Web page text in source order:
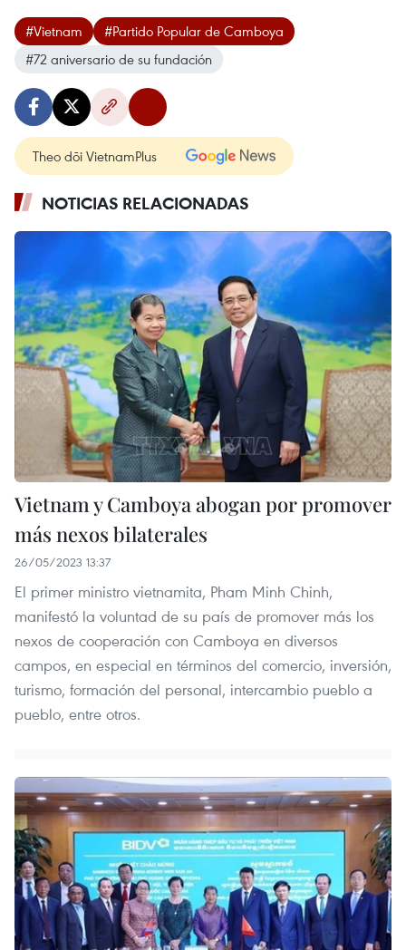
#Vietnam
#Partido Popular de Camboya
#72 aniversario de su fundación
Theo dõi VietnamPlus
NOTICIAS RELACIONADAS
Vietnam y Camboya abogan por promover
más nexos bilaterales
26/05/2023 13:37
El primer ministro vietnamita, Pham Minh Chinh,
manifestó la voluntad de su país de promover más los
nexos de cooperación con Camboya en diversos
campos, en especial en términos del comercio, inversión,
turismo, formación del personal, intercambio pueblo a
pueblo, entre otros.